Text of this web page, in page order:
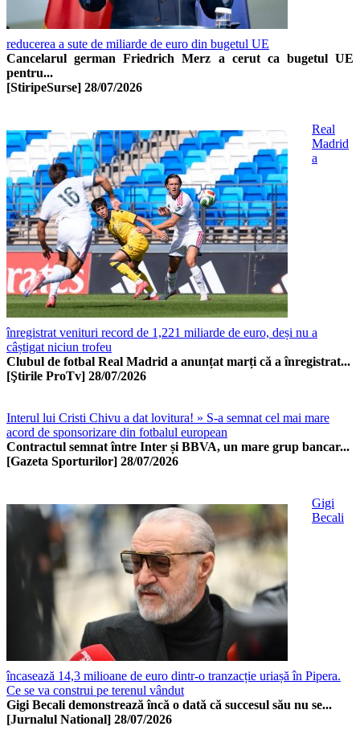
reducerea a sute de miliarde de euro din bugetul UE
Cancelarul german Friedrich Merz a cerut ca bugetul UE
pentru...
[StiripeSurse] 28/07/2026
Real
Madrid
a
înregistrat venituri record de 1,221 miliarde de euro, deși nu a
câștigat niciun trofeu
Clubul de fotbal Real Madrid a anunțat marți că a înregistrat...
[Ştirile ProTv] 28/07/2026
Interul lui Cristi Chivu a dat lovitura! » S-a semnat cel mai mare
acord de sponsorizare din fotbalul european
Contractul semnat între Inter și BBVA, un mare grup bancar...
[Gazeta Sporturilor] 28/07/2026
Gigi
Becali
încasează 14,3 milioane de euro dintr-o tranzacție uriașă în Pipera.
Ce se va construi pe terenul vândut
Gigi Becali demonstrează încă o dată că succesul său nu se...
[Jurnalul National] 28/07/2026